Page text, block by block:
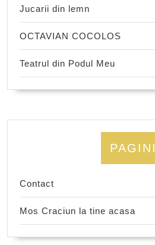
Jucarii din lemn
OCTAVIAN COCOLOS
Teatrul din Podul Meu
PAGINI
Contact
Mos Craciun la tine acasa